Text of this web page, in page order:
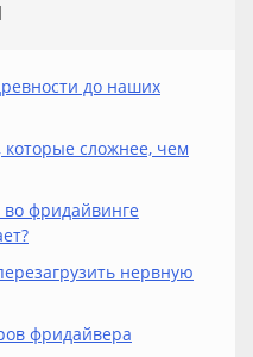
до наших
сложнее, чем
фридайвинге
нервную
фридайвера